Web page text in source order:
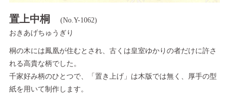
置上中桐
(No.Y-1062)
おきあげちゅうぎり
桐の木には鳳凰が住むとされ、古くは皇室ゆかりの者だけに許さ
れる高貴な柄でした。
千家好み柄のひとつで、「置き上げ」は木版では無く、厚手の型
紙を用いて制作します。